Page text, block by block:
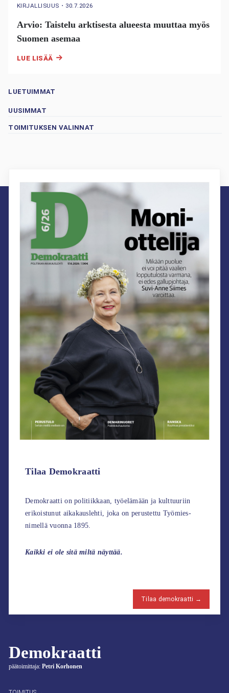
KIRJALLISUUS ・ 30.7.2026
Arvio: Taistelu arktisesta alueesta muuttaa myös
Suomen asemaa
LUE LISÄÄ
LUETUIMMAT
UUSIMMAT
TOIMITUKSEN VALINNAT
Demokraatti
päätoimittaja: Petri Korhonen
Tilaa Demokraatti
Demokraatti on politiikkaan, työelämään ja kulttuuriin
erikoistunut aikakauslehti, joka on perustettu Työmies-
nimellä vuonna 1895.
Kaikki ei ole sitä miltä näyttää.
Tilaa demokraatti →